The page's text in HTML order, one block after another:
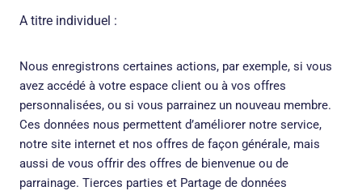
A titre individuel :
Nous enregistrons certaines actions, par exemple, si vous
avez accédé à votre espace client ou à vos offres
personnalisées, ou si vous parrainez un nouveau membre.
Ces données nous permettent d’améliorer notre service,
notre site internet et nos offres de façon générale, mais
aussi de vous offrir des offres de bienvenue ou de
parrainage. Tierces parties et Partage de données